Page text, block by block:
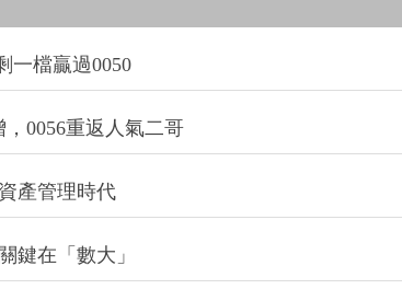
一檔贏過0050
0056重返人氣二哥
產管理時代
鍵在「數大」